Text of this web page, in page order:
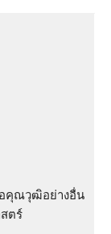
คุณวุฒิอย่างอื่น
ตร์